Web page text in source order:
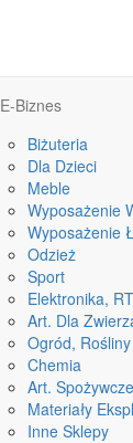
E-Biznes
Biżuteria
Dla Dzieci
Meble
Wyposażenie
Wyposażenie
Odzież
Sport
Elektronika,
Art. Dla
Ogród, Rośliny
Chemia
Art. Spożywcze
Materiały
Inne Sklepy